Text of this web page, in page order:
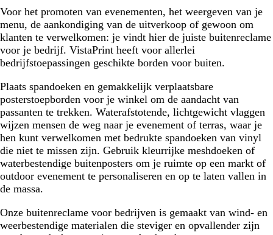
Voor het promoten van evenementen, het weergeven van je
menu, de aankondiging van de uitverkoop of gewoon om
klanten te verwelkomen: je vindt hier de juiste buitenreclame
voor je bedrijf. VistaPrint heeft voor allerlei
bedrijfstoepassingen geschikte borden voor buiten.
Plaats spandoeken en gemakkelijk verplaatsbare
posterstoepborden voor je winkel om de aandacht van
passanten te trekken. Waterafstotende, lichtgewicht vlaggen
wijzen mensen de weg naar je evenement of terras, waar je
hen kunt verwelkomen met bedrukte spandoeken van vinyl
die niet te missen zijn. Gebruik kleurrijke meshdoeken of
waterbestendige buitenposters om je ruimte op een markt of
outdoor evenement te personaliseren en op te laten vallen in
de massa.
Onze buitenreclame voor bedrijven is gemaakt van wind- en
weerbestendige materialen die steviger en opvallender zijn